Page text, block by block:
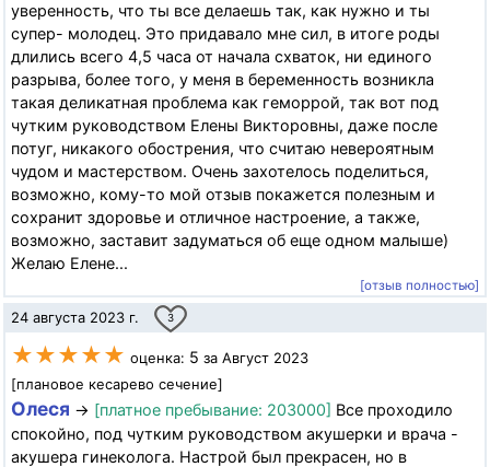
уверенность, что ты все делаешь так, как нужно и ты
супер- молодец. Это придавало мне сил, в итоге роды
длились всего 4,5 часа от начала схваток, ни единого
разрыва, более того, у меня в беременность возникла
такая деликатная проблема как геморрой, так вот под
чутким руководством Елены Викторовны, даже после
потуг, никакого обострения, что считаю невероятным
чудом и мастерством. Очень захотелось поделиться,
возможно, кому-то мой отзыв покажется полезным и
сохранит здоровье и отличное настроение, а также,
возможно, заставит задуматься об еще одном малыше)
Желаю Елене...
[отзыв полностью]
24 августа 2023 г. 3
★★★★★ оценка: 5 за Август 2023
[плановое кесарево сечение]
Олеся → [платное пребывание: 203000] Все проходило
спокойно, под чутким руководством акушерки и врача -
акушера гинеколога. Настрой был прекрасен, но в